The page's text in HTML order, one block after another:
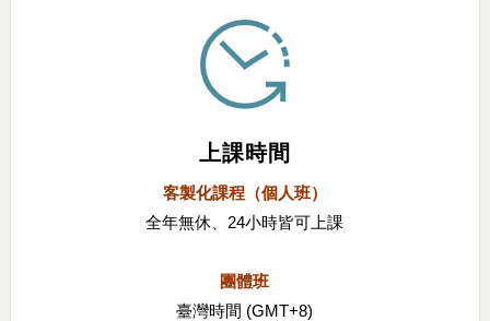
上課時間
客製化課程（個人班）
全年無休、24小時皆可上課
團體班
臺灣時間 (GMT+8)